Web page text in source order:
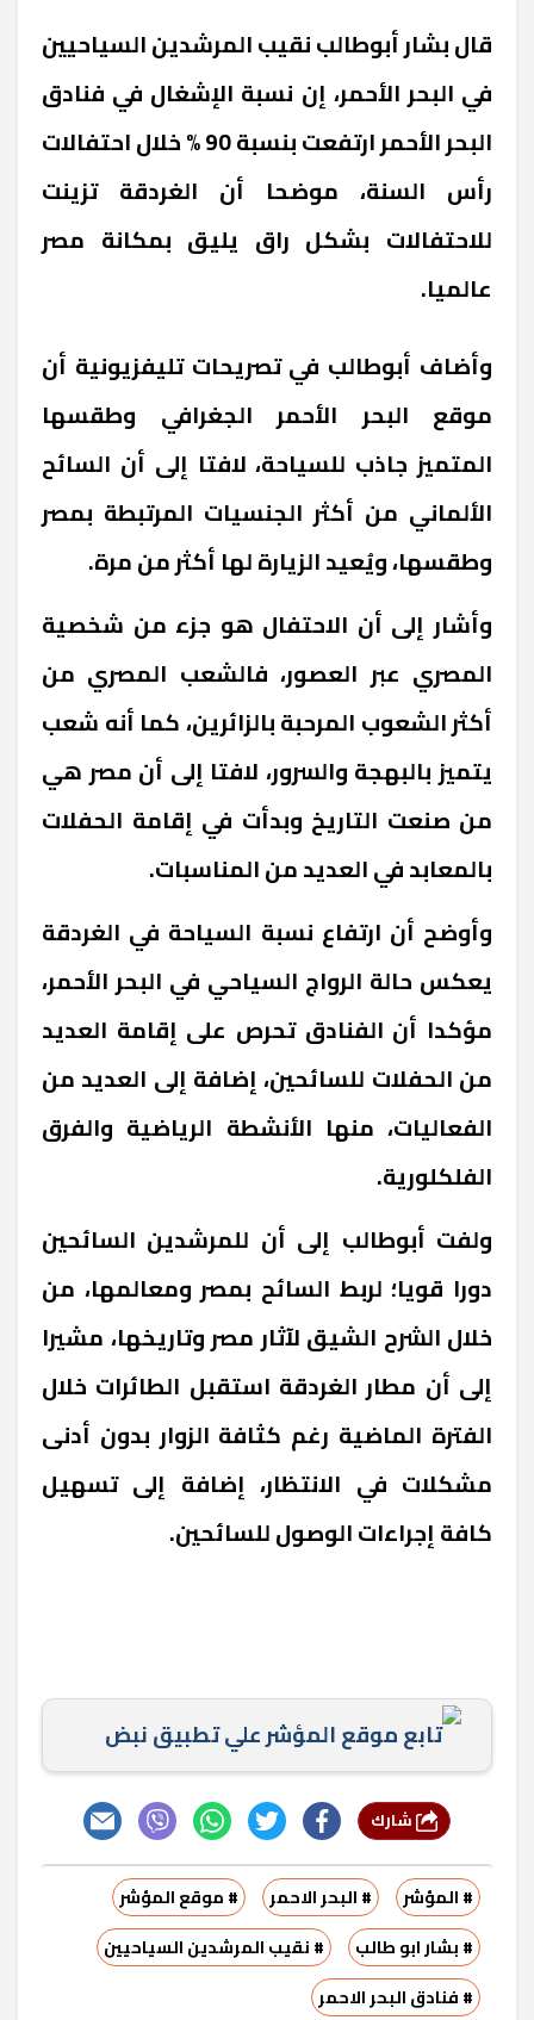
قال بشار أبوطالب نقيب المرشدين السياحيين
في البحر الأحمر، إن نسبة الإشغال في فنادق
البحر الأحمر ارتفعت بنسبة 90 % خلال احتفالات
رأس السنة، موضحا أن الغردقة تزينت
للاحتفالات بشكل راق يليق بمكانة مصر
عالميا.
وأضاف أبوطالب في تصريحات تليفزيونية أن
موقع البحر الأحمر الجغرافي وطقسها
المتميز جاذب للسياحة، لافتا إلى أن السائح
الألماني من أكثر الجنسيات المرتبطة بمصر
وطقسها، ويُعيد الزيارة لها أكثر من مرة.
وأشار إلى أن الاحتفال هو جزء من شخصية
المصري عبر العصور، فالشعب المصري من
أكثر الشعوب المرحبة بالزائرين، كما أنه شعب
يتميز بالبهجة والسرور، لافتا إلى أن مصر هي
من صنعت التاريخ وبدأت في إقامة الحفلات
بالمعابد في العديد من المناسبات.
وأوضح أن ارتفاع نسبة السياحة في الغردقة
يعكس حالة الرواج السياحي في البحر الأحمر،
مؤكدا أن الفنادق تحرص على إقامة العديد
من الحفلات للسائحين، إضافة إلى العديد من
الفعاليات، منها الأنشطة الرياضية والفرق
الفلكلورية.
ولفت أبوطالب إلى أن للمرشدين السائحين
دورا قويا؛ لربط السائح بمصر ومعالمها، من
خلال الشرح الشيق لآثار مصر وتاريخها، مشيرا
إلى أن مطار الغردقة استقبل الطائرات خلال
الفترة الماضية رغم كثافة الزوار بدون أدنى
مشكلات في الانتظار، إضافة إلى تسهيل
كافة إجراءات الوصول للسائحين.
تابع موقع المؤشر علي تطبيق نبض
# المؤشر # البحر الاحمر
# موقع المؤشر
# بشار ابو طالب
# نقيب المرشدين السياحيين
# فنادق البحر الاحمر